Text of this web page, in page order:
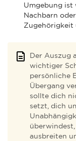
Umgebung ist
Nachbarn
Zugehörigkeit
Der Auszug
wichtiger
persönliche
Übergang
sollte dich
setzt, dich
ausbreiten